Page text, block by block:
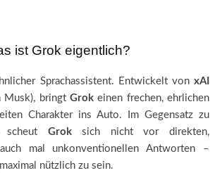
ist Grok eigentlich?
Sprachassistent. Entwickelt von xAI
Musk), bringt Grokeinen frechen, ehrlichen
Charakter ins Auto. Im Gegensatz zu
scheut Groksich nicht vor direkten,
mal unkonventionellen Antworten –
nützlich zu sein.